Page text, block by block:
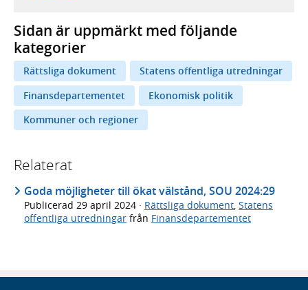
Sidan är uppmärkt med följande
kategorier
Rättsliga dokument
Statens offentliga utredningar
Finansdepartementet
Ekonomisk politik
Kommuner och regioner
Relaterat
Goda möjligheter till ökat välstånd, SOU 2024:29
Publicerad 29 april 2024 · Rättsliga dokument Statens
offentliga utredningar från Finansdepartementet